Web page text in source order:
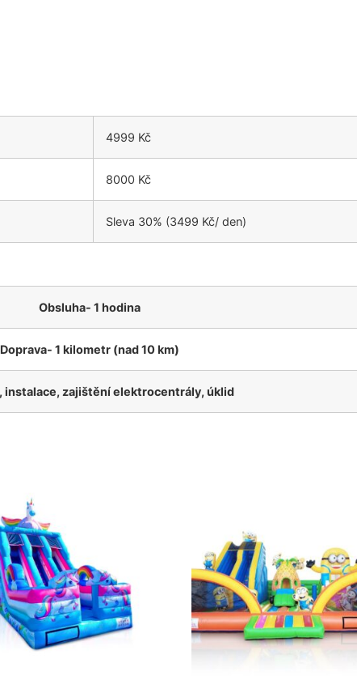
4999 Kč
8000 Kč
Sleva 30% (3499 Kč/ den)
Obsluha- 1 hodina
Doprava- 1 kilometr (nad 10 km)
instalace, zajištění elektrocentrály, úklid